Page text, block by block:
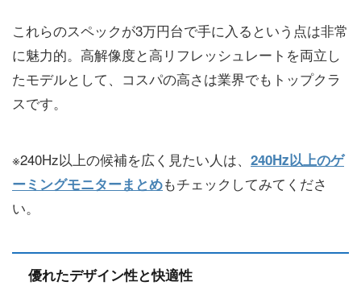
これらのスペックが3万円台で手に入るという点は非常
に魅力的。高解像度と高リフレッシュレートを両立し
たモデルとして、コスパの高さは業界でもトップクラ
スです。
※240Hz以上の候補を広く見たい人は、 240Hz以上のゲ
ーミングモニターまとめもチェックしてみてくださ
い。
優れたデザイン性と快適性